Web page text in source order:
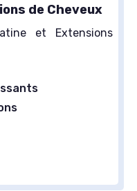
de Cheveux
et Extensions